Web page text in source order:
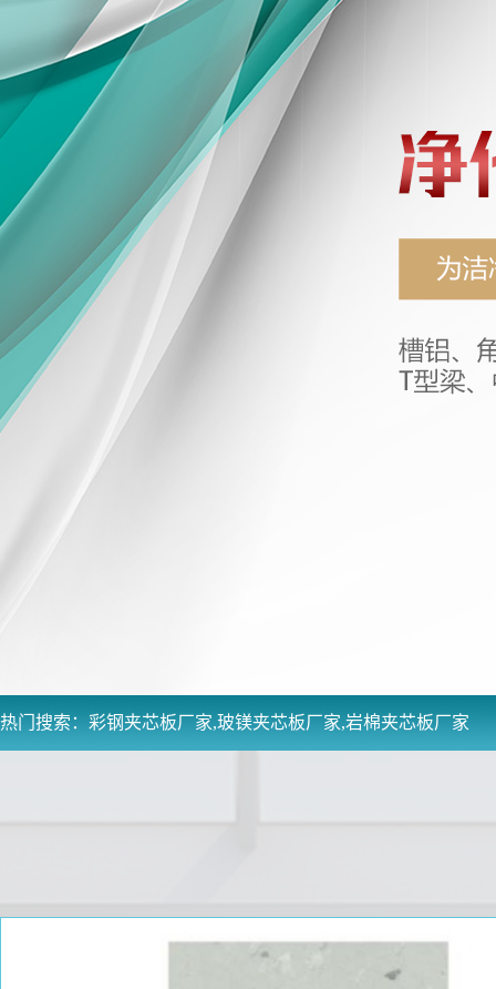
热门搜索： 彩钢夹芯板厂家,玻镁夹芯板厂家,岩棉夹芯板厂家